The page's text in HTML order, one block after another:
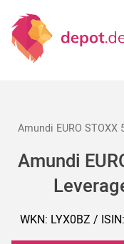
Amundi EURO
Amundi
WKN: LYX0BZ /